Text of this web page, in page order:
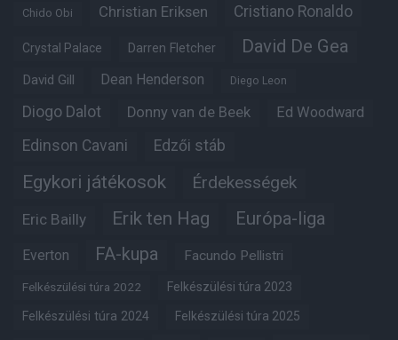
Chido Obi Christian Eriksen Cristiano Ronaldo
Crystal Palace Darren Fletcher David De Gea
David Gill Dean Henderson Diego Leon
Diogo Dalot Donny van de Beek Ed Woodward
Edinson Cavani Edzői stáb
Egykori játékosok Érdekességek
Eric Bailly Erik ten Hag Európa-liga
Everton FA-kupa Facundo Pellistri
Felkészülési túra 2022 Felkészülési túra 2023
Felkészülési túra 2024 Felkészülési túra 2025